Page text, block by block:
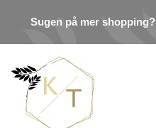
Sugen på mer shopping?